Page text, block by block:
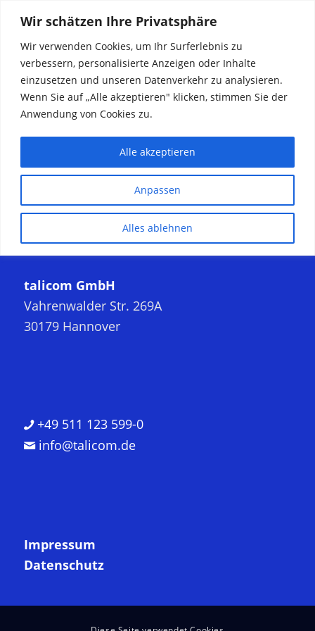
Wir schätzen Ihre Privatsphäre
Wir verwenden Cookies, um Ihr Surferlebnis zu
verbessern, personalisierte Anzeigen oder Inhalte
einzusetzen und unseren Datenverkehr zu analysieren.
Wenn Sie auf „Alle akzeptieren" klicken, stimmen Sie der
Anwendung von Cookies zu.
Anpassen
Alles ablehnen
Alle akzeptieren
talicom GmbH
Vahrenwalder Str. 269A
30179 Hannover
talicom GmbH
Vahrenwalder Str. 269A
30179 Hannover
+49 511 123 599-0
info@talicom.de
Impressum
Datenschutz